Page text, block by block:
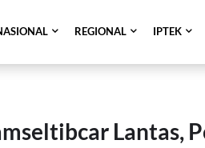
REGIONAL IPTEK
Lantas,